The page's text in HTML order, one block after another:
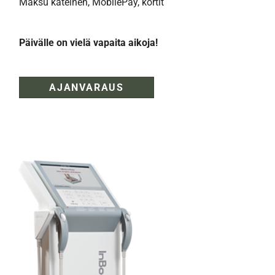
Päivälle on vielä vapaita aikoja!
AJANVARAUS